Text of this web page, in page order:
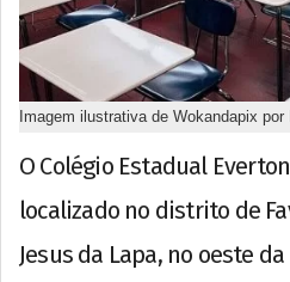
Imagem ilustrativa de Wokandapix por
O Colégio Estadual
localizado no distrito de
Jesus da Lapa, no oeste